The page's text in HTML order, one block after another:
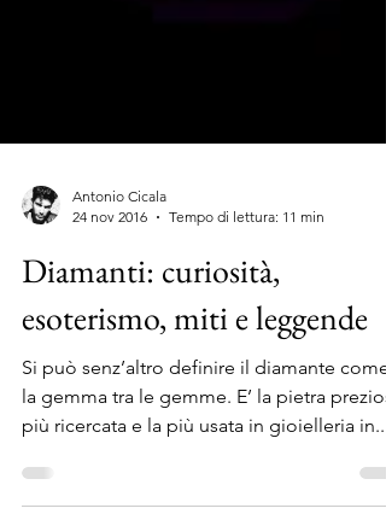
Antonio Cicala
24 nov 2016
Tempo di lettura: 11 min
Diamanti: curiosità,
esoterismo, miti e leggende